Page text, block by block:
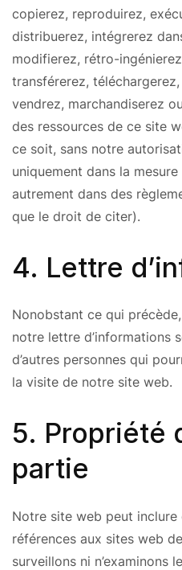
copierez, reproduirez,
distribuerez, intégrerez
modifierez, rétro-
transférerez,
vendrez, marchandiserez
des ressources de ce site
ce soit, sans notre
uniquement dans la
autrement dans des
que le droit de citer).
4. Lettre
Nonobstant ce qui
notre lettre d’informations
d’autres personnes qui
la visite de notre site web.
5. Propriété
partie
Notre site web peut inclure
références aux sites web
surveillons ni n’examinons